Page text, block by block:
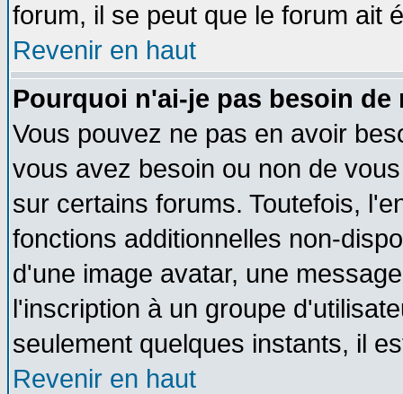
forum, il se peut que le forum ait
Revenir en haut
Pourquoi n'ai-je pas besoin de
Vous pouvez ne pas en avoir
vous avez besoin ou non de
sur certains forums. Toutefois,
fonctions additionnelles non-
d'une image avatar, une
l'inscription à un groupe
seulement quelques instants, il
Revenir en haut